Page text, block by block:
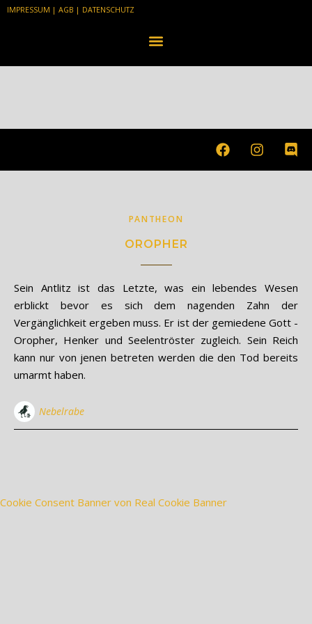
IMPRESSUM | AGB | DATENSCHUTZ
PANTHEON
OROPHER
Sein Antlitz ist das Letzte, was ein lebendes Wesen
erblickt bevor es sich dem nagenden Zahn der
Vergänglichkeit ergeben muss. Er ist der gemiedene Gott ­
Oropher, Henker und Seelentröster zugleich. Sein Reich
kann nur von jenen betreten werden die den Tod bereits
umarmt haben.
Nebelrabe
Cookie Consent Banner von Real Cookie Banner